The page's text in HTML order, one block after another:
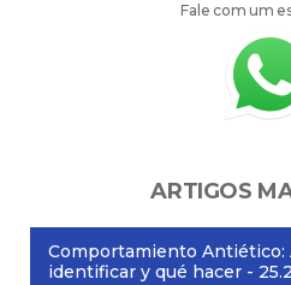
Fale com um
ARTIGOS
Comportamiento Antiético:
identificar y qué hacer -